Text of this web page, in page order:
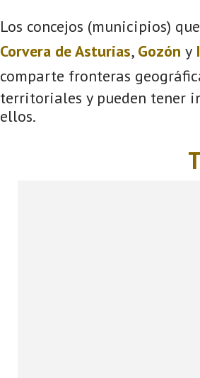
Los concejos (municipios)
Corvera de Asturias, Gozón y
comparte fronteras
territoriales y pueden tener
ellos.